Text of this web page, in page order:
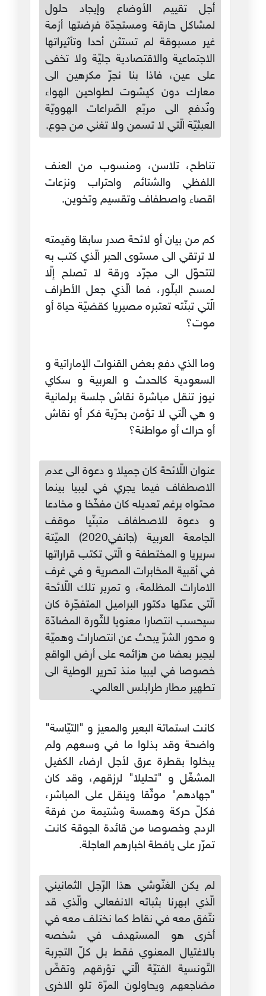
أجل تقييم الأوضاع وإيجاد حلول
لمشاكل حارقة ومستجدّة فرضتها أزمة
غير مسبوقة لم تستثن أحدا وتأثيراتها
الاجتماعية والاقتصادية جليّة ولا تخفى
على عين، فاذا بنا نجرّ مكرهين الى
معارك دون كيشوت لطواحين الهواء
ونٌدفع الى مربّع الصّراعات الهوويّة
العبثيّة الّتي لا تسمن ولا تغني من جوع.
تناطح، تلاسن، ومنسوب من العنف
اللفظي والشتائم واحتراب ونزعات
اقصاء واصطفاف وتقسيم وتخوين.
كم من بيان أو لائحة صدر سابقا وقيمته
لا ترتقي الى مستوى الحبر الّذي كتب به
لتتحوّل الى مجرّد ورقة لا تصلح إلّا
لمسح البلّور، فما الّذي جعل الأطراف
الًتي تبنّته تعتبره مصيريا كقضيّة حياة أو
موت؟
وما الذي دفع بعض القنوات الإماراتية و
السعودية كالحدث و العربية و سكاي
نيوز تنقل مباشرة نقاش جلسة برلمانية
و هي الّتي لا تؤمن بحرّية فكر أو نقاش
أو حراك أو مواطنة؟
عنوان اللّائحة كان جميلا و دعوة الى عدم
الاصطفاف فيما يجري في ليبيا بينما
محتواه برغم تعديله كان مفخّخا و مخادعا
و دعوة للاصطفاف متبنّيا موقف
الجامعة العربية (جانفي2020) الميّتة
سريريا و المختطفة و الّتي تكتب قراراتها
في أقبية المخابرات المصرية و في غرف
الامارات المظلمة، و تمرير تلك اللّائحة
الّتي عدّلها دكتور البراميل المتفجّرة كان
سيحسب انتصارا معنويا للثّورة المضادّة
و محور الشرّ يبحث عن انتصارات وهميّة
ليجبر بعضا من هزائمه على أرض الواقع
خصوصا في ليبيا منذ تحرير الوطية الى
تطهير مطار طرابلس العالمي.
كانت استماتة البعير والمعيز و "التيّاسة"
واضحة وقد بذلوا ما في وسعهم ولم
يبخلوا بقطرة عرق لأجل ارضاء الكفيل
المشغّل و "تحليلا" لرزقهم، وقد كان
"جهادهم" موثّقا وينقل على المباشر،
فكلّ حركة وهمسة وشتيمة من فرقة
الردح وخصوصا من قائدة الجوقة كانت
تمرّر على يافطة اخبارهم العاجلة.
لم يكن الغنّوشي هذا الرّجل الثمانيني
الّذي ابهرنا بثباته الانفعالي والّذي قد
نتّفق معه في نقاط كما نختلف معه في
أخرى هو المستهدف في شخصه
بالاغتيال المعنوي فقط بل كلّ التجربة
التّونسية الفتيّة الّتي تؤرقهم وتقضّ
مضاجعهم ويحاولون المرّة تلو الاخرى